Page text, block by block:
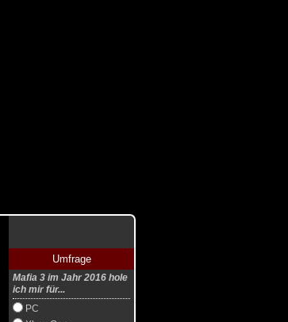
Umfrage
Mafia 3 im Jahr 2016 hole
ich mir für...
PC